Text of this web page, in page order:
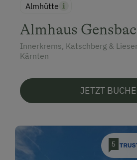
Almhütte
Almhaus
Innerkrems, Katschberg &
Kärnten
JETZT
5